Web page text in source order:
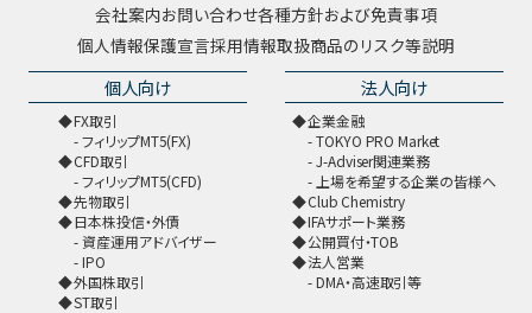
会社案内お問い合わせ各種方針および免責事項
個人情報保護宣言採用情報取扱商品のリスク等説明
個人向け
FX取引
フィリップMT5(FX)
CFD取引
フィリップMT5(CFD)
先物取引
日本株投信・外債
資産運用アドバイザー
IPO
外国株取引
ST取引
法人向け
企業金融
TOKYO PRO Market
J-Adviser関連業務
上場を希望する企業の皆様へ
Club Chemistry
IFAサポート業務
公開買付・TOB
法人営業
DMA・高速取引等